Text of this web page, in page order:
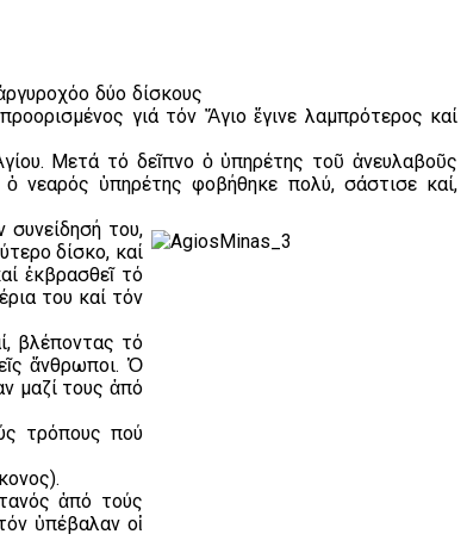
δύο δίσκους
γιά τόν Ἅγιο ἔγινε λαμπρότερος καί
Μετά τό δεῖπνο ὁ ὑπηρέτης τοῦ ἀνευλαβοῦς
νεαρός ὑπηρέτης φοβήθηκε πολύ, σάστισε καί,
συνείδησή του,
δίσκο, καί
ἐκβρασθεῖ τό
του καί τόν
βλέποντας τό
ἄνθρωποι. Ὁ
μαζί τους ἀπό
τρόπους πού
ἀπό τούς
ὑπέβαλαν οἱ